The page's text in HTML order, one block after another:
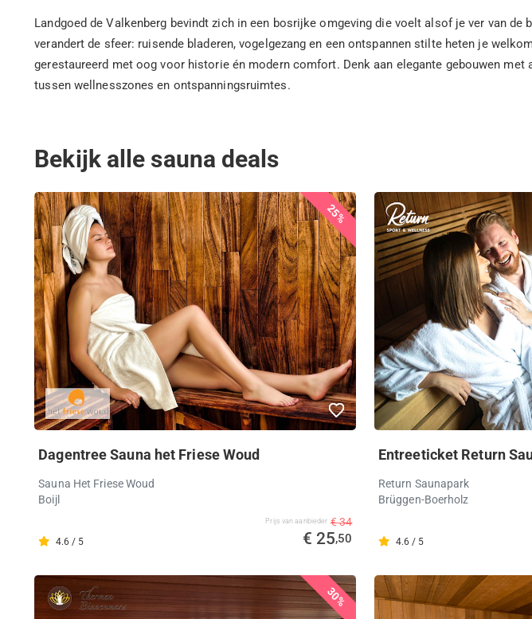
Landgoed de Valkenberg bevindt zich in een bosrijke omgeving die voelt alsof je ver van
verandert de sfeer: ruisende bladeren, vogelgezang en een ontspannen stilte heten je
gerestaureerd met oog voor historie én modern comfort. Denk aan elegante gebouwen
tussen wellnesszones en ontspanningsruimtes.
Bekijk alle sauna deals
25%
Dagentree Sauna het Friese Woud
Sauna Het Friese Woud
Boijl
4.6 / 5
Prijs van aanbieder € 34
€ 25,50
Entreeticket Return
Return Saunapark
Brüggen-Boerholz
4.6 / 5
30%